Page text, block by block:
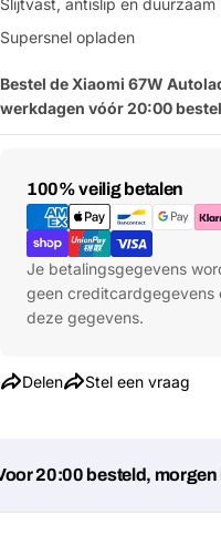
Slijtvast, antislip en duurzaam
Supersnel opladen
Bestel de Xiaomi 67W
werkdagen vóór 20:00
100% veilig betalen
Betaalmethoden
Je betalingsgegevens
geen creditcardgegevens
deze gegevens.
Delen
Deel dit product
Stel een vraag
Jouw
naam
Jouw
email
telefoon
20:00 besteld, morgen in